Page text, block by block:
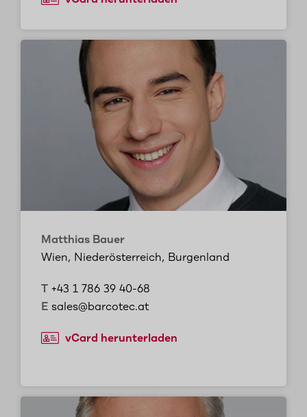
Matthias Bauer
Wien, Niederösterreich, Burgenland
T +43 1 786 39 40-68
E sales@barcotec.at
vCard herunterladen